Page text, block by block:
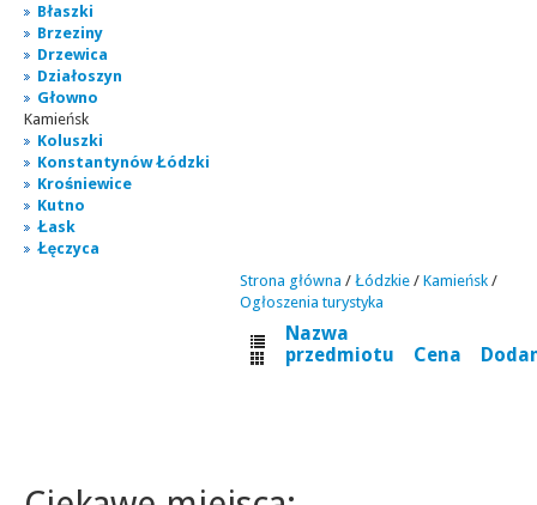
Błaszki
Brzeziny
Drzewica
Działoszyn
Głowno
Kamieńsk
Koluszki
Konstantynów Łódzki
Krośniewice
Kutno
Łask
Łęczyca
Strona główna / Łódzkie / Kamieńsk /
Ogłoszenia turystyka
Nazwa
przedmiotu
Cena